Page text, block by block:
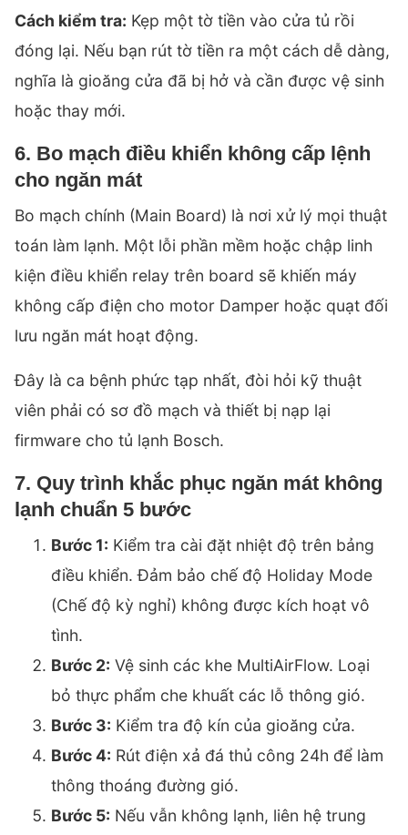
Cách kiểm tra: Kẹp một tờ tiền vào cửa tủ rồi
đóng lại. Nếu bạn rút tờ tiền ra một cách dễ dàng,
nghĩa là gioăng cửa đã bị hở và cần được vệ sinh
hoặc thay mới.
6. Bo mạch điều khiển không cấp lệnh
cho ngăn mát
Bo mạch chính (Main Board) là nơi xử lý mọi thuật
toán làm lạnh. Một lỗi phần mềm hoặc chập linh
kiện điều khiển relay trên board sẽ khiến máy
không cấp điện cho motor Damper hoặc quạt đối
lưu ngăn mát hoạt động.
Đây là ca bệnh phức tạp nhất, đòi hỏi kỹ thuật
viên phải có sơ đồ mạch và thiết bị nạp lại
firmware cho tủ lạnh Bosch.
7. Quy trình khắc phục ngăn mát không
lạnh chuẩn 5 bước
Bước 1: Kiểm tra cài đặt nhiệt độ trên bảng
điều khiển. Đảm bảo chế độ Holiday Mode
(Chế độ kỳ nghỉ) không được kích hoạt vô
tình.
Bước 2: Vệ sinh các khe MultiAirFlow. Loại
bỏ thực phẩm che khuất các lỗ thông gió.
Bước 3: Kiểm tra độ kín của gioăng cửa.
Bước 4: Rút điện xả đá thủ công 24h để làm
thông thoáng đường gió.
Bước 5: Nếu vẫn không lạnh, liên hệ trung